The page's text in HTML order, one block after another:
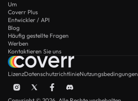
Um
Coverr Plus
Entwickler / API
Blog
Häufig gestellte Fragen
Werben
Kontaktieren Sie uns
LizenzDatenschutzrichtlinieNutzungsbedingungen